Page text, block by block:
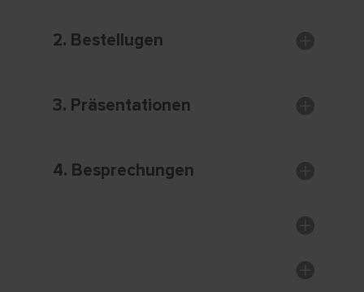
2. Bestellugen
3. Präsentationen
4. Besprechungen